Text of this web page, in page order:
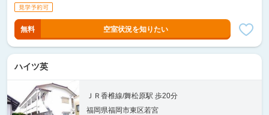
無料 空室状況を知りたい
ハイツ英
ＪＲ香椎線/舞松原駅 歩20分
福岡県福岡市東区若宮